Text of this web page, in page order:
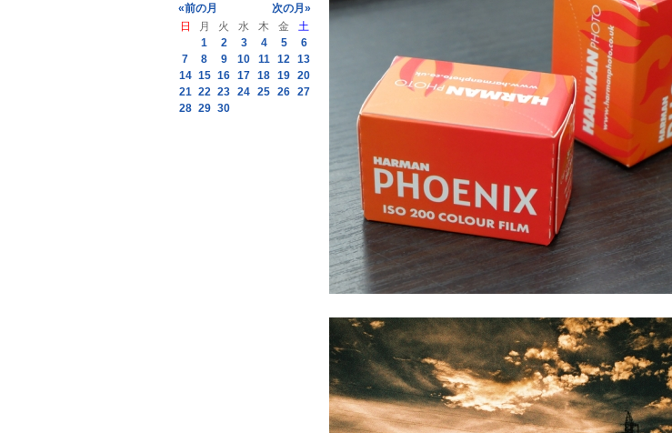
«前の月
次の月»
日
月 火 水 木 金
土
1
2 3 4 5
6
7
8 9 10 11 12 13
14 15 16 17 18 19 20
21 22 23 24 25 26 27
28 29 30